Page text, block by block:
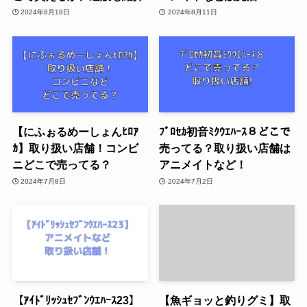
2024年8月18日 2024年8月11日
【にふぉるめーしょんﾋﾛｱ
ｶ】取り扱い店舗！コンビ
ニどこで売ってる？
2024年7月8日
ﾌﾟﾛｾｶ初音ﾐｸｳｴﾊｰｽ８どこで
売ってる？取り扱い店舗は
アニメイトなど！
2024年7月2日
【ｱｲﾄﾞﾘｯｼｭｾﾌﾞﾝｳｴﾊｰｽ23】 【魚ギョッと釣りグミ】取